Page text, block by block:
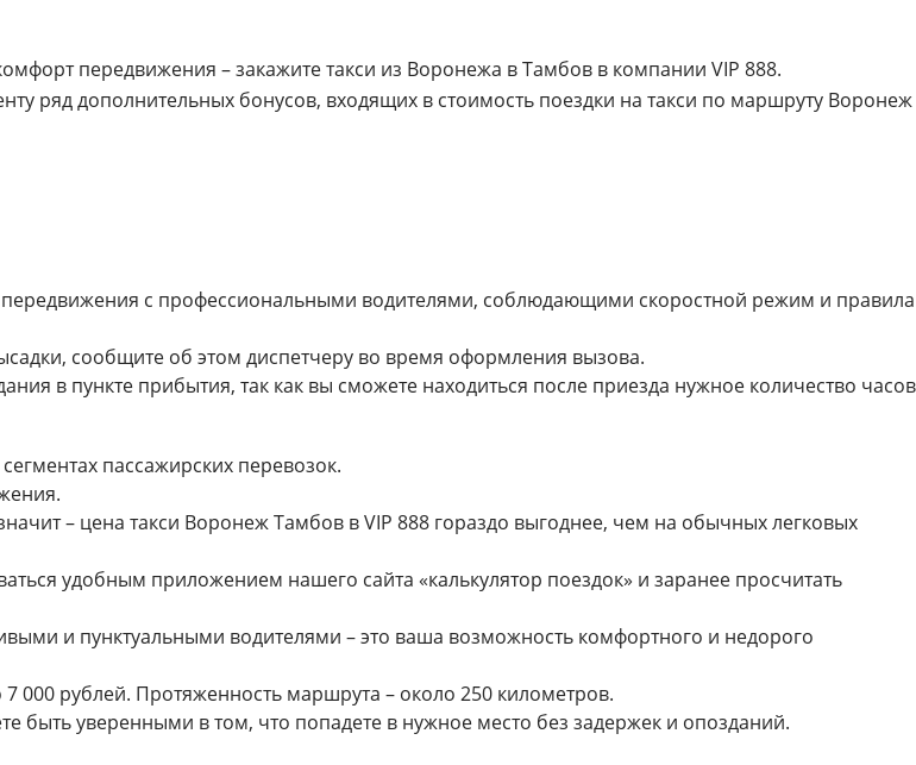
передвижения – закажите такси из Воронежа в Тамбов в компании VIP 888.
ряд дополнительных бонусов, входящих в стоимость поездки на такси по маршруту Воронеж
с профессиональными водителями, соблюдающими скоростной режим и правила
сообщите об этом диспетчеру во время оформления вызова.
в пункте прибытия, так как вы сможете находиться после приезда нужное количество часов
пассажирских перевозок.
– цена такси Воронеж Тамбов в VIP 888 гораздо выгоднее, чем на обычных легковых
удобным приложением нашего сайта «калькулятор поездок» и заранее просчитать
и пунктуальными водителями – это ваша возможность комфортного и недорого
000 рублей. Протяженность маршрута – около 250 километров.
быть уверенными в том, что попадете в нужное место без задержек и опозданий.